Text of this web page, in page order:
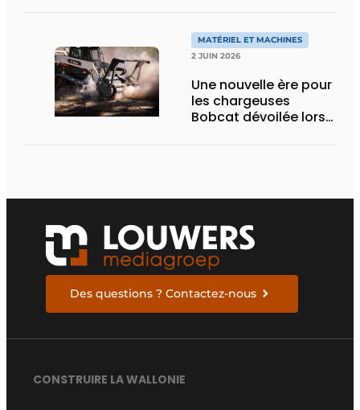
eActros Lowliner
MATÉRIEL ET MACHINES
2 JUIN 2026
Une nouvelle ère pour
les chargeuses
Bobcat dévoilée lors
Des questions ? Contactez-nous
CONSTRUIRE LA WALLONIE